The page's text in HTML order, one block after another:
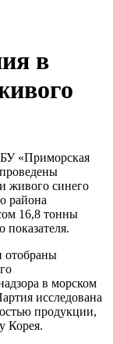
в
«Приморская
живого синего
района
16,8 тонны
отобраны
в морском
исследована
продукции,
Корея.